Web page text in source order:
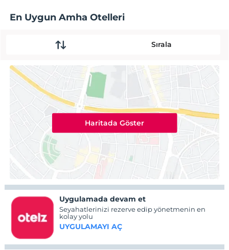
En Uygun Amha Otelleri
Sırala
Haritada Göster
Uygulamada devam et
Seyahatlerinizi rezerve edip yönetmenin en
kolay yolu
UYGULAMAYI AÇ